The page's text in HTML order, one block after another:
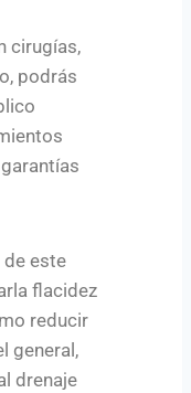
cirugías,
podrás
este
flacidez
reducir
general,
drenaje